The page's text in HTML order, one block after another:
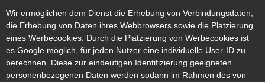
Wir ermöglichen dem Dienst die Erhebung von Verbindungsdaten,
die Erhebung von Daten ihres Webbrowsers sowie die Platzierung
eines Werbecookies. Durch die Platzierung von Werbecookies ist
es Google möglich, für jeden Nutzer eine individuelle User-ID zu
berechnen. Diese zur eindeutigen Identifizierung geeigneten
personenbezogenen Daten werden sodann im Rahmen des von